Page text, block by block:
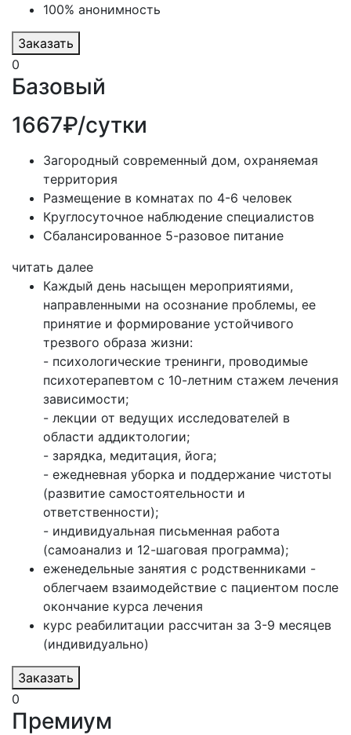
100% анонимность
Заказать
0
Базовый
1667₽/сутки
Загородный современный дом, охраняемая
территория
Размещение в комнатах по 4-6 человек
Круглосуточное наблюдение специалистов
Сбалансированное 5-разовое питание
читать далее
Каждый день насыщен мероприятиями,
направленными на осознание проблемы, ее
принятие и формирование устойчивого
трезвого образа жизни:
- психологические тренинги, проводимые
психотерапевтом с 10-летним стажем лечения
зависимости;
- лекции от ведущих исследователей в
области аддиктологии;
- зарядка, медитация, йога;
- ежедневная уборка и поддержание чистоты
(развитие самостоятельности и
ответственности);
- индивидуальная письменная работа
(самоанализ и 12-шаговая программа);
еженедельные занятия с родственниками -
облегчаем взаимодействие с пациентом после
окончание курса лечения
курс реабилитации рассчитан за 3-9 месяцев
(индивидуально)
Заказать
0
Премиум